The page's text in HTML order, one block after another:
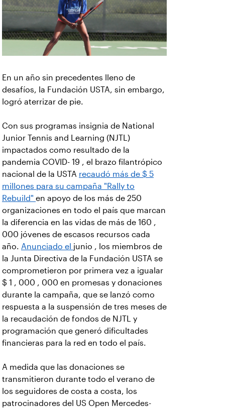
En un año sin precedentes lleno de
desafíos, la Fundación USTA, sin embargo,
logró aterrizar de pie.
Con sus programas insignia de National
Junior Tennis and Learning (NJTL)
impactados como resultado de la
pandemia COVID- 19 , el brazo filantrópico
nacional de la USTA recaudó más de $ 5
millones para su campaña "Rally to
Rebuild" en apoyo de los más de 250
organizaciones en todo el país que marcan
la diferencia en las vidas de más de 160 ,
000 jóvenes de escasos recursos cada
año. Anunciado el junio , los miembros de
la Junta Directiva de la Fundación USTA se
comprometieron por primera vez a igualar
$ 1 , 000 , 000 en promesas y donaciones
durante la campaña, que se lanzó como
respuesta a la suspensión de tres meses de
la recaudación de fondos de NJTL y
programación que generó dificultades
financieras para la red en todo el país.
A medida que las donaciones se
transmitieron durante todo el verano de
los seguidores de costa a costa, los
patrocinadores del US Open Mercedes-